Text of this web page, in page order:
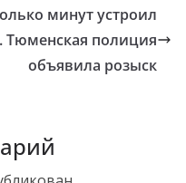
минут устроил
Тюменская полиция
объявила розыск